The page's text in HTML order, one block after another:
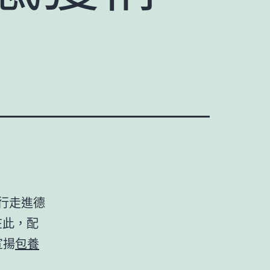
走進德
，配
包養